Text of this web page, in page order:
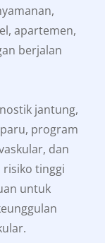
apartemen,
berjalan
jantung,
program
dan
tinggi
untuk